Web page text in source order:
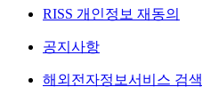
RISS 개인정보 재동의
공지사항
해외전자정보서비스 검색